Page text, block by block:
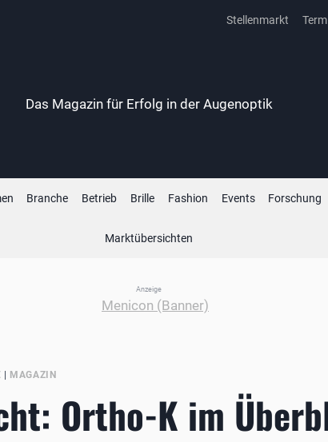
Stellenmarkt
Das Magazin für Erfolg in der Augenoptik
Branche Betrieb Brille Fashion Events Forschung
Marktübersichten
Anzeige
MAGAZIN
Ortho-K im